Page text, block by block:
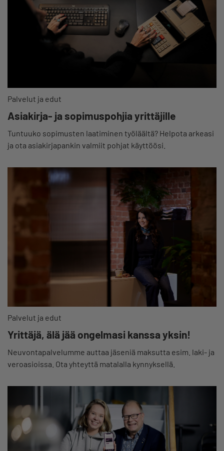
Palvelut ja edut
Asiakirja- ja sopimuspohjia yrittäjille
Tuntuuko sopimusten laatiminen työläältä? Helpota arkeasi
ja ota asiakirjapankin valmiit pohjat käyttöösi.
Palvelut ja edut
Yrittäjä, älä jää ongelmasi kanssa yksin!
Neuvontapalvelumme auttaa jäseniä maksutta esim. laki- ja
veroasioissa. Ota yhteyttä matalalla kynnyksellä.